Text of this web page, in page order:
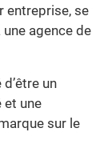
entreprise, se
agence de
un
et une
sur le